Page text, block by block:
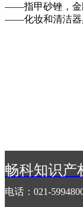
——指甲砂锉，金
——化妆和清洁器
• 0301肥皂，香
• 0302 清洁、去渍
畅科知识产
电话：021-